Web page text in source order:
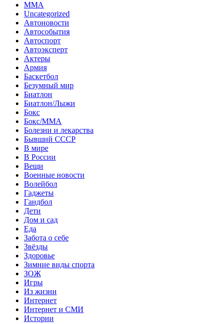
MMA
Uncategorized
Автоновости
Автособытия
Автоспорт
Автоэксперт
Актеры
Армия
Баскетбол
Безумный мир
Биатлон
Биатлон/Лыжи
Бокс
Бокс/MMA
Болезни и лекарства
Бывший СССР
В мире
В России
Вещи
Военные новости
Волейбол
Гаджеты
Гандбол
Дети
Дом и сад
Еда
Забота о себе
Звёзды
Здоровье
Зимние виды спорта
ЗОЖ
Игры
Из жизни
Интернет
Интернет и СМИ
Истории